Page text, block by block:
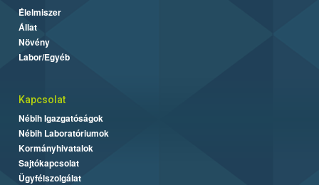
Élelmiszer
Állat
Növény
Labor/Egyéb
Kapcsolat
Nébih Igazgatóságok
Nébih Laboratóriumok
Kormányhivatalok
Sajtókapcsolat
Ügyfélszolgálat